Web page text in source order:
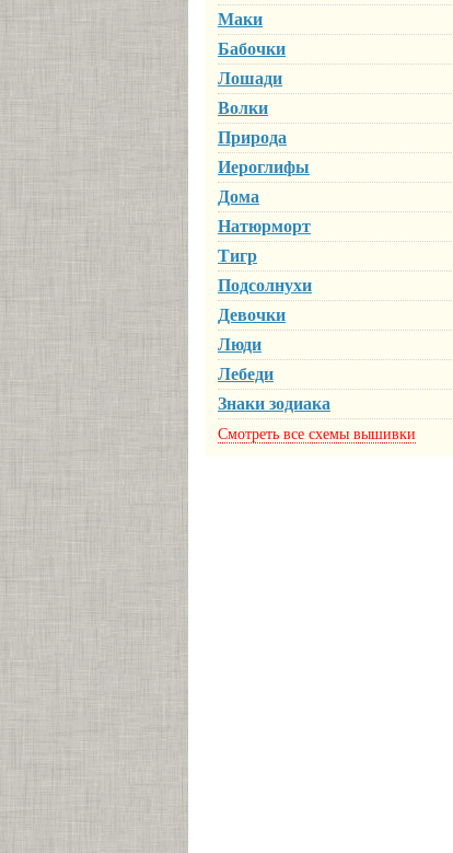
Маки
Бабочки
Лошади
Волки
Природа
Иероглифы
Дома
Натюрморт
Тигр
Подсолнухи
Девочки
Люди
Лебеди
Знаки зодиака
Смотреть все схемы вышивки